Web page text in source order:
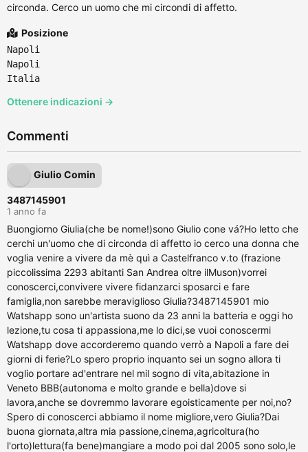
circonda. Cerco un uomo che mi circondi di affetto.
Posizione
Napoli
Napoli
Italia
Ottenere indicazioni →
Commenti
Giulio Comin
3487145901
1 anno fa
Buongiorno Giulia(che be nome!)sono Giulio cone vá?Ho letto che
cerchi un'uomo che di circonda di affetto io cerco una donna che
voglia venire a vivere da mè quì a Castelfranco v.to (frazione
piccolissima 2293 abitanti San Andrea oltre ilMuson)vorrei
conoscerci,convivere vivere fidanzarci sposarci e fare
famiglia,non sarebbe meraviglioso Giulia?3487145901 mio
Watshapp sono un'artista suono da 23 anni la batteria e oggi ho
lezione,tu cosa ti appassiona,me lo dici,se vuoi conoscermi
Watshapp dove accorderemo quando verrò a Napoli a fare dei
giorni di ferie?Lo spero proprio inquanto sei un sogno allora ti
voglio portare ad'entrare nel mil sogno di vita,abitazione in
Veneto BBB(autonoma e molto grande e bella)dove si
lavora,anche se dovremmo lavorare egoisticamente per noi,no?
Spero di conoscerci abbiamo il nome migliore,vero Giulia?Dai
buona giornata,altra mia passione,cinema,agricoltura(ho
l'orto)lettura(fa bene)mangiare a modo poi dal 2005 sono solo,le